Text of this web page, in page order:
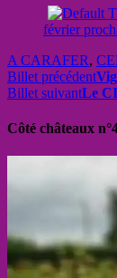
février
A CARAFER,
Billet précédent
Billet suivantLe
Côté châteaux